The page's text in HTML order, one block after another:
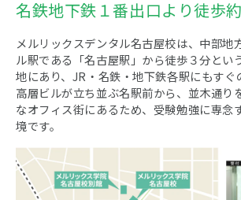
名鉄地下鉄１番出口より徒歩
メルリックスデンタル名古屋校は、中部地
ル駅である「名古屋駅」から徒歩３分とい
地にあり、JR・名鉄・地下鉄各駅にもすぐ
高層ビルが立ち並ぶ名駅前から、並木通り
なオフィス街にあるため、受験勉強に専念
境です。